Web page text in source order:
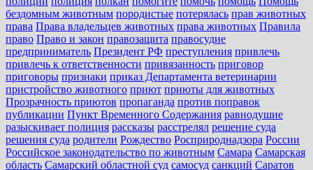
бездомным животным породистые потерялась прав животных
права Права владельцев животных права животных Правила
право Право и закон правозащита правосудие
предприниматель Президент РФ преступления привлечь
привлечь к ответственности привязанность приговор
приговоры признаки приказ Департамента ветеринарии
пристройство животного приют приюты для животных
Прозрачность приютов пропаганда против поправок
публикации Пункт Временного Содержания равнодушие
разыскивает полиция рассказы расстрелял решение суда
решения суда родители Рождество Росприроднадзора России
Российское законодательство по животным Самара Самарская
область Самарский областной суд самосуд санкций Саратов